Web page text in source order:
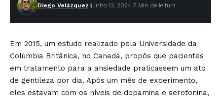
Diego Velázquez junho 13, 2024 7 Min de leitura
Em 2015, um estudo realizado pela Universidade da
Colúmbia Britânica, no Canadá, propôs que pacientes
em tratamento para a ansiedade praticassem um ato
de gentileza por dia. Após um mês de experimento,
eles estavam com os níveis de dopamina e serotonina,